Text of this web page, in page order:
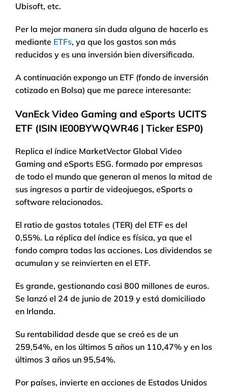
Ubisoft, etc.
Per la mejor manera sin duda alguna de hacerlo es
mediante ETFs, ya que los gastos son más
reducidos y es una inversión bien diversificada.
A continuación expongo un ETF (fondo de inversión
cotizado en Bolsa) que me parece interesante:
VanEck Video Gaming and eSports UCITS
ETF (ISIN IE00BYWQWR46 | Ticker ESP0)
Replica el índice MarketVector Global Video
Gaming and eSports ESG. formado por empresas
de todo el mundo que generan al menos la mitad de
sus ingresos a partir de videojuegos, eSports o
software relacionados.
El ratio de gastos totales (TER) del ETF es del
0,55%. La réplica del índice es física, ya que el
fondo compra todas las acciones. Los dividendos se
acumulan y se reinvierten en el ETF.
Es grande, gestionando casi 800 millones de euros.
Se lanzó el 24 de junio de 2019 y está domiciliado
en Irlanda.
Su rentabilidad desde que se creó es de un
259,54%, en los últimos 5 años un 110,47% y en los
últimos 3 años un 95,54%.
Por países, invierte en acciones de Estados Unidos